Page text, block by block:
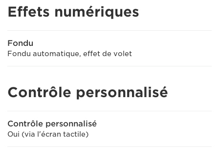
Effets numériques
Fondu
Fondu automatique, effet de volet
Contrôle personnalisé
Contrôle personnalisé
Oui (via l'écran tactile)